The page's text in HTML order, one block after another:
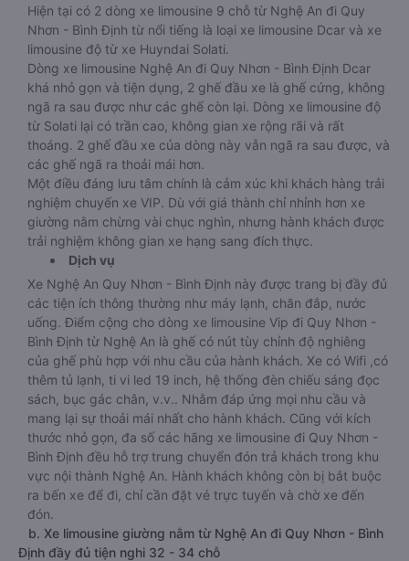
Hiện tại có 2 dòng xe limousine 9 chỗ từ Nghệ An đi Quy
Nhơn - Bình Định từ nổi tiếng là loại xe limousine Dcar và xe
limousine độ từ xe Huyndai Solati.
Dòng xe limousine Nghệ An đi Quy Nhơn - Bình Định Dcar
khá nhỏ gọn và tiện dụng, 2 ghế đầu xe là ghế cứng, không
ngã ra sau được như các ghế còn lại. Dòng xe limousine độ
từ Solati lại có trần cao, không gian xe rộng rãi và rất
thoáng. 2 ghế đầu xe của dòng này vẫn ngã ra sau được, và
các ghế ngã ra thoải mái hơn.
Một điều đáng lưu tâm chính là cảm xúc khi khách hàng trải
nghiệm chuyến xe VIP. Dù với giá thành chỉ nhỉnh hơn xe
giường nằm chừng vài chục nghìn, nhưng hành khách được
trải nghiệm không gian xe hạng sang đích thực.
Dịch vụ
Xe Nghệ An Quy Nhơn - Bình Định này được trang bị đầy đủ
các tiện ích thông thường như máy lạnh, chăn đắp, nước
uống. Điểm cộng cho dòng xe limousine Vip đi Quy Nhơn -
Bình Định từ Nghệ An là ghế có nút tùy chỉnh độ nghiêng
của ghế phù hợp với nhu cầu của hành khách. Xe có Wifi ,có
thêm tủ lạnh, ti vi led 19 inch, hệ thống đèn chiếu sáng đọc
sách, bục gác chân, v.v.. Nhằm đáp ứng mọi nhu cầu và
mang lại sự thoải mái nhất cho hành khách. Cũng với kích
thước nhỏ gọn, đa số các hãng xe limousine đi Quy Nhơn -
Bình Định đều hỗ trợ trung chuyển đón trả khách trong khu
vực nội thành Nghệ An. Hành khách không còn bị bắt buộc
ra bến xe để đi, chỉ cần đặt vé trực tuyến và chờ xe đến
đón.
b. Xe limousine giường nằm từ Nghệ An đi Quy Nhơn - Bình
Định đầy đủ tiện nghi 32 - 34 chỗ